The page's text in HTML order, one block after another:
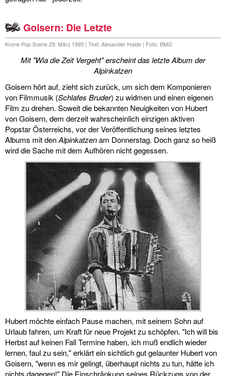
Goisern: Die Letzte
Krone Pop Scene 29. März 1995 | Text: Alexander Haide | Foto: BMG
Mit "Wia die Zeit Vergeht" erscheint das letzte Album der
Alpinkatzen
Goisern hört auf, zieht sich zurück, um sich dem Komponieren
von Filmmusik (Schlafes Bruder) zu widmen und einen eigenen
Film zu drehen. Soweit die bekannten Neuigkeiten von Hubert
von Goisern, dem derzeit wahrscheinlich einzigen aktiven
Popstar Österreichs, vor der Veröffentlichung seines letztes
Albums mit denAlpinkatzenam Donnerstag. Doch ganz so heiß
wird die Sache mit dem Aufhören nicht gegessen.
Hubert möchte einfach Pause machen, mit seinem Sohn auf
Urlaub fahren, um Kraft für neue Projekt zu schöpfen. "Ich will bis
Herbst auf keinen Fall Termine haben, ich muß endlich wieder
lernen, faul zu sein," erklärt ein sichtlich gut gelaunter Hubert von
Goisern, "wenn es mir gelingt, überhaupt nichts zu tun, hätte ich
nichts dagegen!" Die Einschränkung seines Rückzugs von der